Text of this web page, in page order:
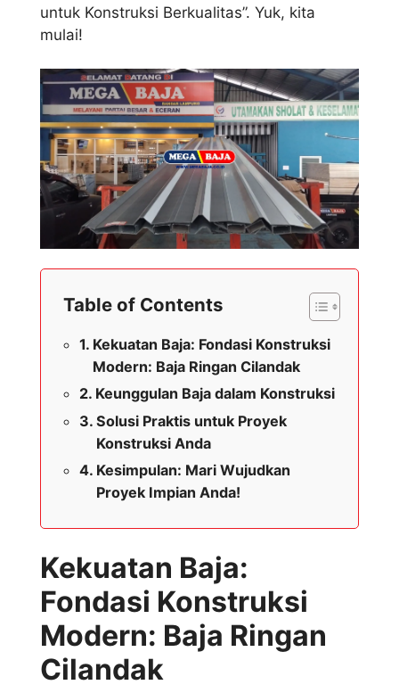
untuk Konstruksi Berkualitas”. Yuk, kita
mulai!
Table of Contents
Kekuatan Baja: Fondasi Konstruksi
Modern: Baja Ringan Cilandak
Keunggulan Baja dalam Konstruksi
Solusi Praktis untuk Proyek
Konstruksi Anda
Kesimpulan: Mari Wujudkan
Proyek Impian Anda!
Kekuatan Baja:
Fondasi Konstruksi
Modern: Baja Ringan
Cilandak